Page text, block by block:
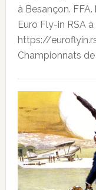
à Besançon.
Euro Fly-in RSA
https://
Championnats